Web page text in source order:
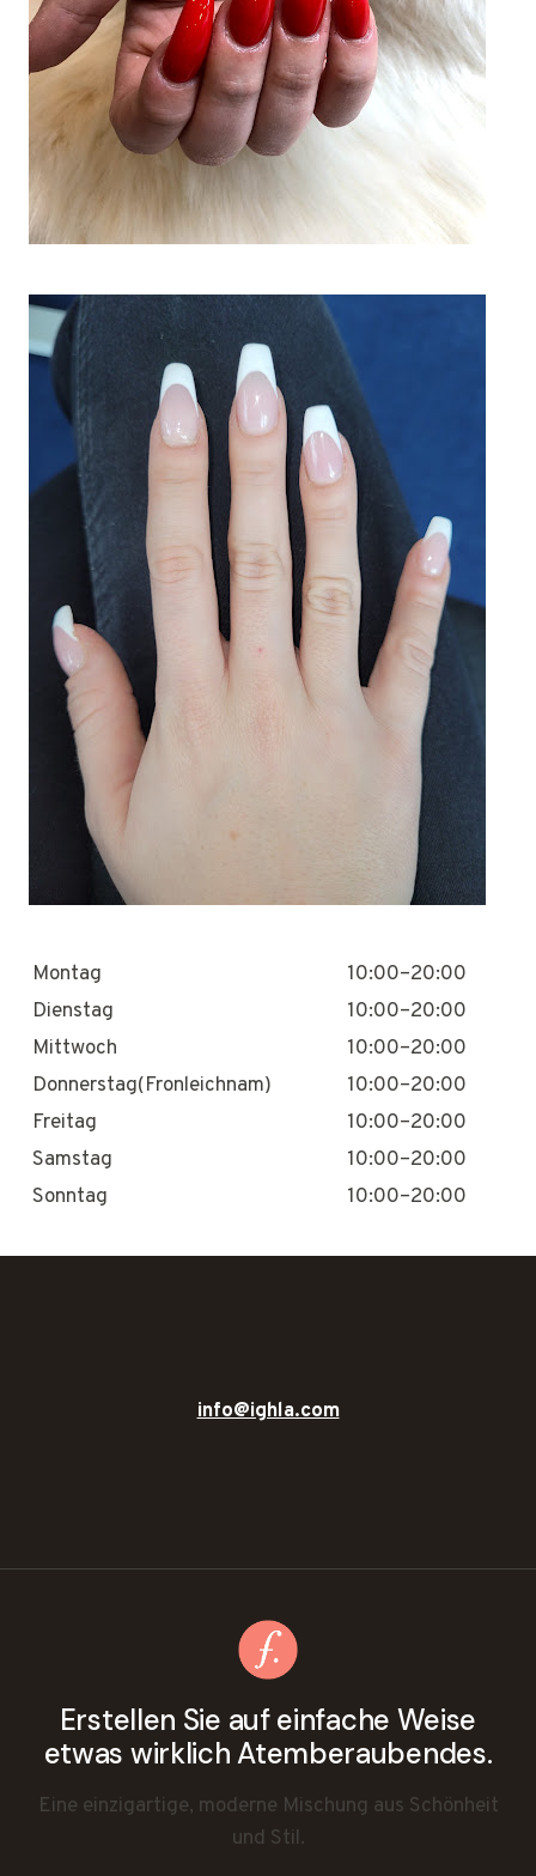
Montag
10:00–20:00
Dienstag
10:00–20:00
Mittwoch
10:00–20:00
Donnerstag(Fronleichnam)
10:00–20:00
Freitag
10:00–20:00
Samstag
10:00–20:00
Sonntag
10:00–20:00
info@ighla.com
Erstellen Sie auf einfache Weise
etwas wirklich Atemberaubendes.
Eine einzigartige, moderne Mischung aus Schönheit
und Stil.